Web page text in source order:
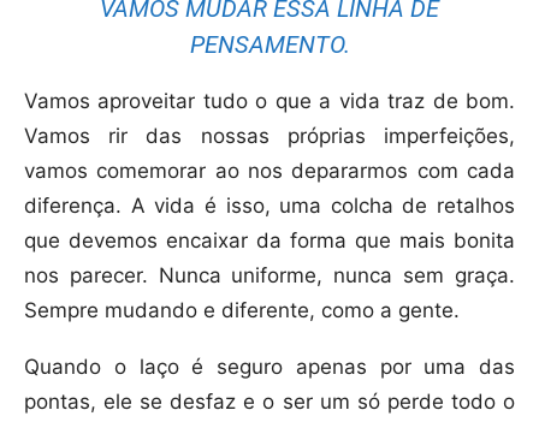
VAMOS MUDAR ESSA LINHA DE
PENSAMENTO.
Vamos aproveitar tudo o que a vida traz de bom.
Vamos rir das nossas próprias imperfeições,
vamos comemorar ao nos depararmos com cada
diferença. A vida é isso, uma colcha de retalhos
que devemos encaixar da forma que mais bonita
nos parecer. Nunca uniforme, nunca sem graça.
Sempre mudando e diferente, como a gente.
Quando o laço é seguro apenas por uma das
pontas, ele se desfaz e o ser um só perde todo o